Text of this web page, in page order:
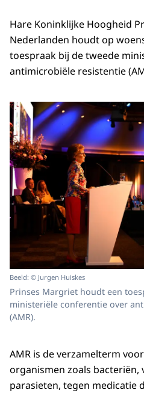
Hare Koninklijke Hoogheid
Nederlanden houdt op
toespraak bij de tweede
antimicrobiële resistentie
Beeld: © Jurgen Huiskes
Prinses Margriet houdt een
ministeriële conferentie over
(AMR).
AMR is de verzamelterm
organismen zoals bacteriën,
parasieten, tegen medicatie